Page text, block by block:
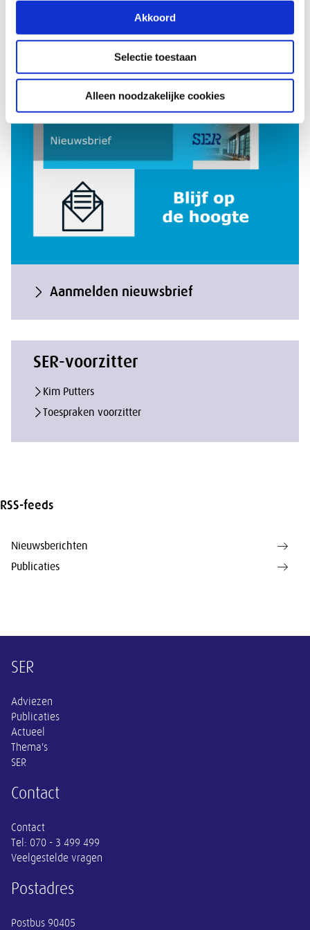
Akkoord
Selectie toestaan
Alleen noodzakelijke cookies
Aanmelden nieuwsbrief
SER-voorzitter
Kim Putters
Toespraken voorzitter
RSS-feeds
Nieuwsberichten
Publicaties
Overige informatie
SER
Adviezen
Publicaties
Actueel
Thema's
SER
Contact
Contact
Tel: 070 - 3 499 499
Veelgestelde vragen
Postadres
Postbus 90405